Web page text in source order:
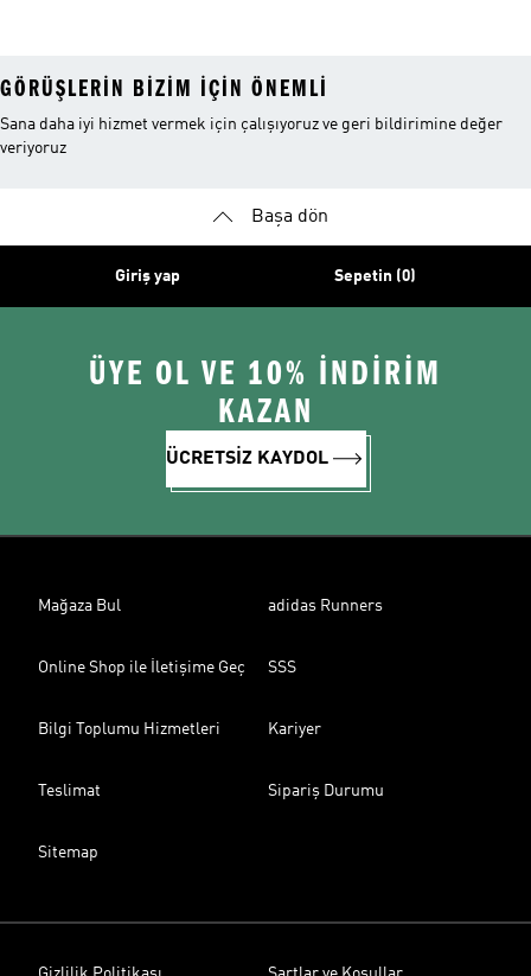
GÖRÜŞLERIN BIZIM IÇIN ÖNEMLI
Sana daha iyi hizmet vermek için çalışıyoruz ve geri bildirimine değer
veriyoruz
Başa dön
Giriş yap Sepetin (0)
ÜYE OL VE 10% İNDİRİM
KAZAN
ÜCRETSİZ KAYDOL
Mağaza Bul adidas Runners
Online Shop ile İletişime Geç SSS
Bilgi Toplumu Hizmetleri Kariyer
Teslimat Sipariş Durumu
Sitemap